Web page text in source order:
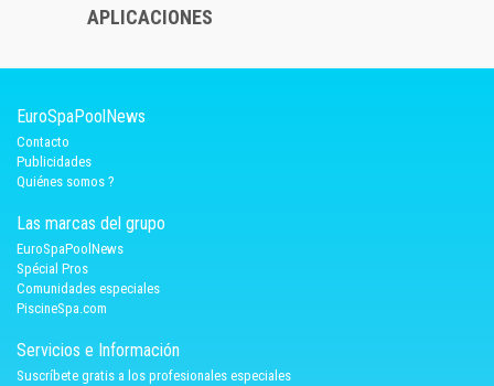
APLICACIONES
EuroSpaPoolNews
Contacto
Publicidades
Quiénes somos ?
Las marcas del grupo
EuroSpaPoolNews
Spécial Pros
Comunidades especiales
PiscineSpa.com
Servicios e Información
Suscríbete gratis a los profesionales especiales